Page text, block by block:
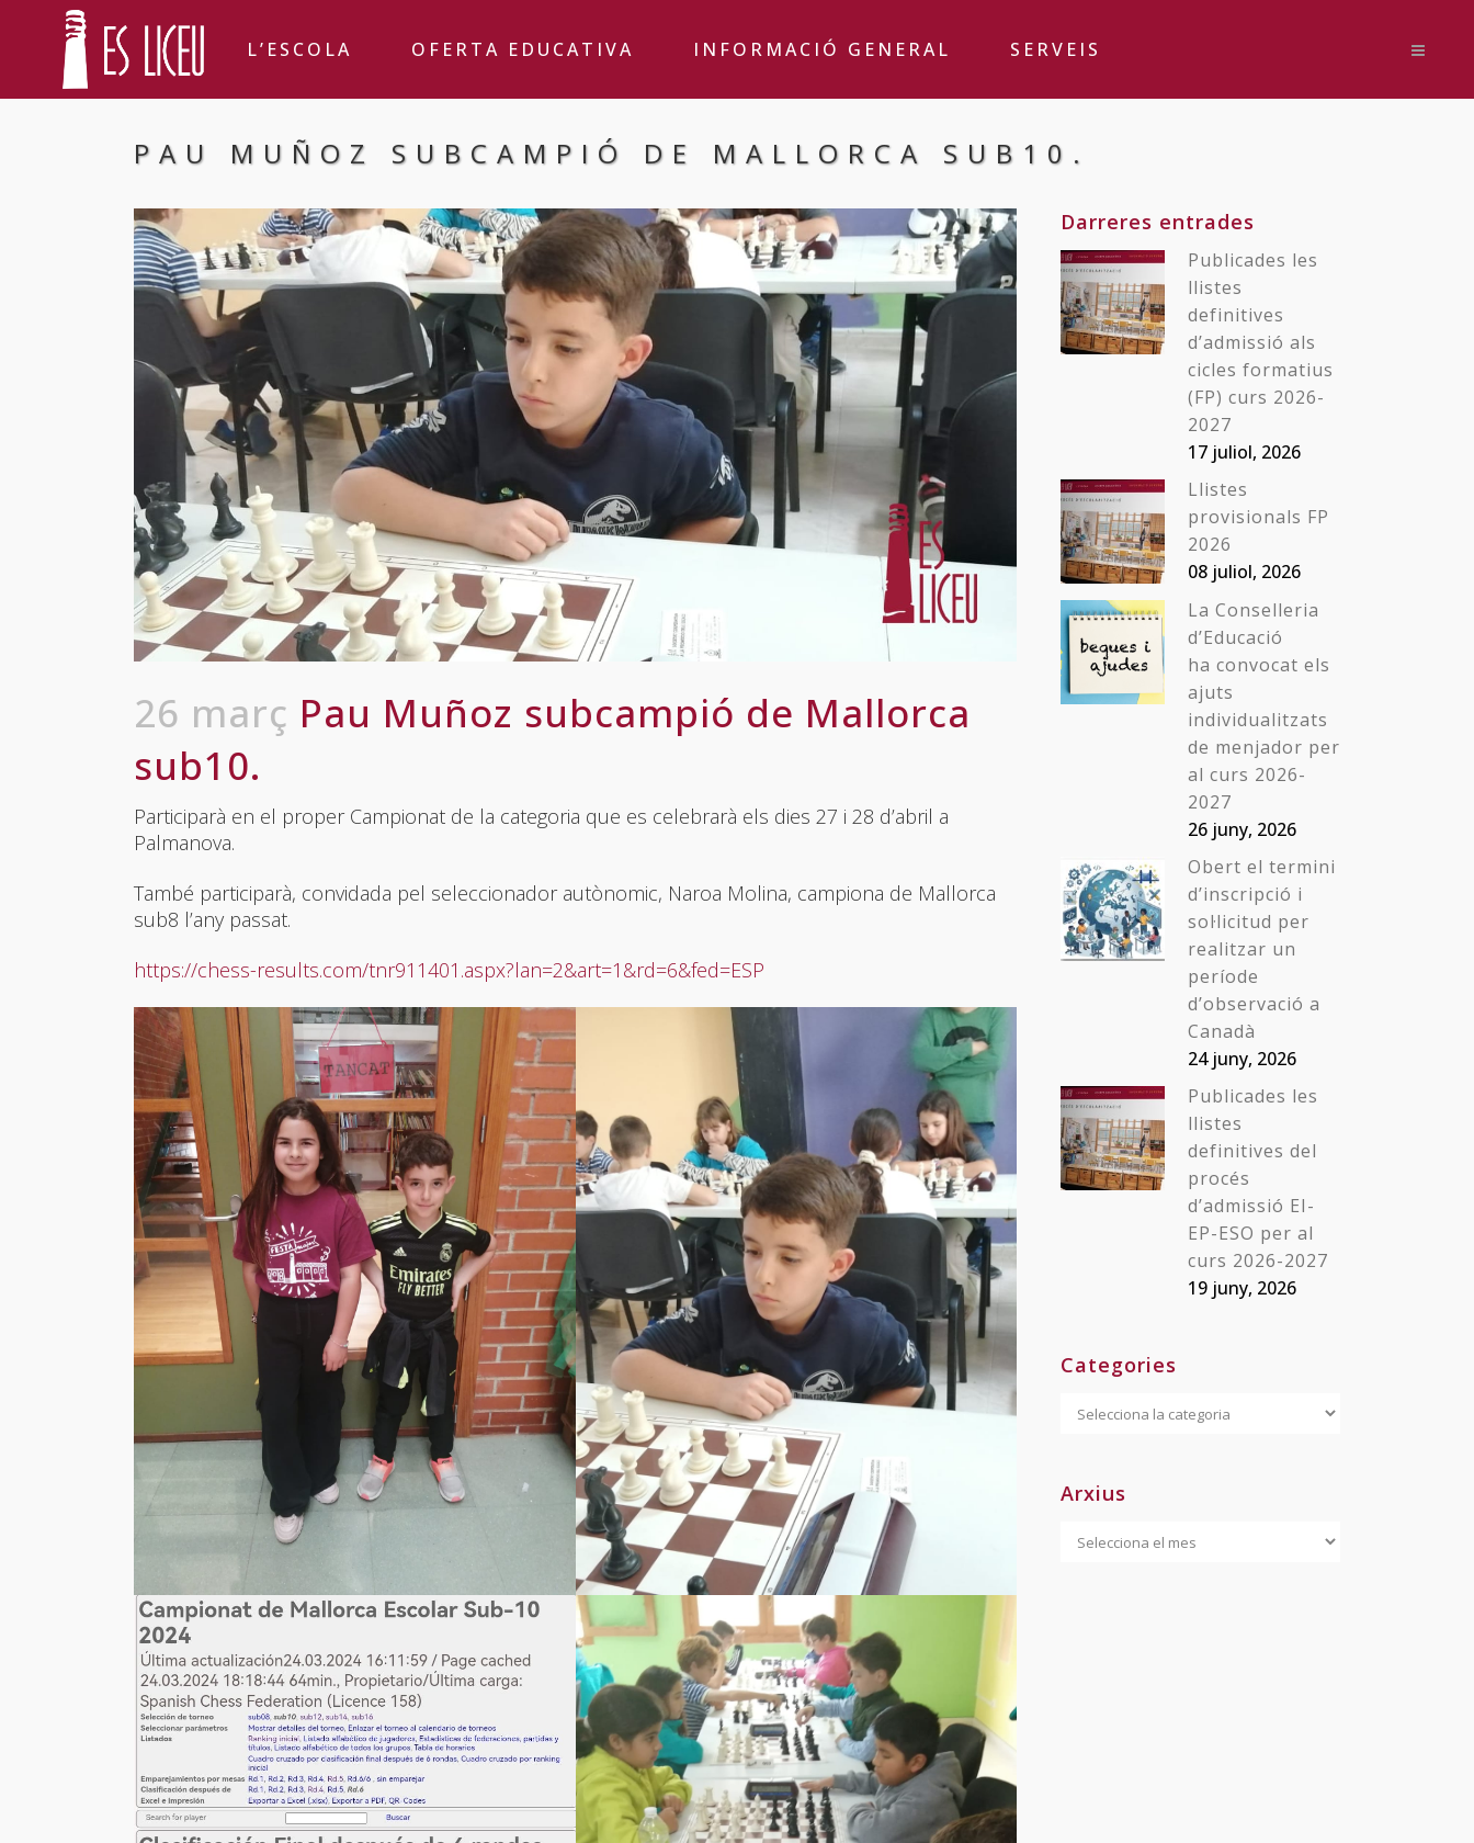
L’ESCOLA OFERTA EDUCATIVA INFORMACIÓ GENERAL SERVEIS
PAU MUÑOZ SUBCAMPIÓ DE MALLORCA SUB10.
26 març Pau Muñoz subcampió de Mallorca
sub10.
Participarà en el proper Campionat de la categoria que es celebrarà els dies 27 i 28 d’abril a
Palmanova.
També participarà, convidada pel seleccionador autònomic, Naroa Molina, campiona de Mallorca
sub8 l’any passat.
https://chess-results.com/tnr911401.aspx?lan=2&art=1&rd=6&fed=ESP
Darreres entrades
Publicades les
llistes
definitives
d’admissió als
cicles formatius
(FP) curs 2026-
2027
17 juliol, 2026
Llistes
provisionals FP
2026
08 juliol, 2026
La Conselleria
d’Educació
ha convocat els
ajuts
individualitzats
de menjador per
al curs 2026-
2027
26 juny, 2026
Obert el termini
d’inscripció i
sol·licitud per
realitzar un
període
d’observació a
Canadà
24 juny, 2026
Publicades les
llistes
definitives del
procés
d’admissió EI-
EP-ESO per al
curs 2026-2027
19 juny, 2026
Categories
Categories
Arxius
Arxius